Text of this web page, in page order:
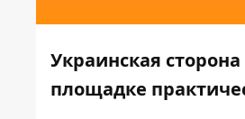
Украинская
площадке